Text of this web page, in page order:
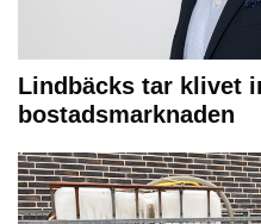
Lindbäcks tar klivet
bostadsmarknaden